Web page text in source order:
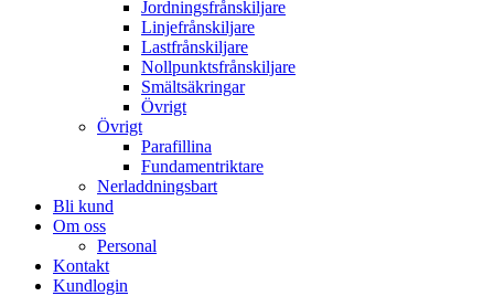
Jordningsfrånskiljare
Linjefrånskiljare
Lastfrånskiljare
Nollpunktsfrånskiljare
Smältsäkringar
Övrigt
Övrigt
Parafillina
Fundamentriktare
Nerladdningsbart
Bli kund
Om oss
Personal
Kontakt
Kundlogin